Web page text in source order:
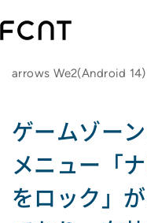
arrows We2(Android
ゲームゾー
メニュー「
をロック」